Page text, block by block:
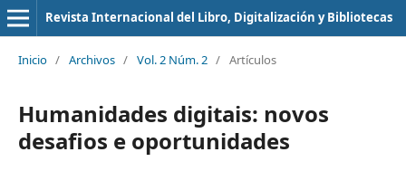
Revista Internacional del Libro, Digitalización y Bibliotecas
Inicio / Archivos / Vol. 2 Núm. 2 / Artículos
Humanidades digitais: novos
desafios e oportunidades